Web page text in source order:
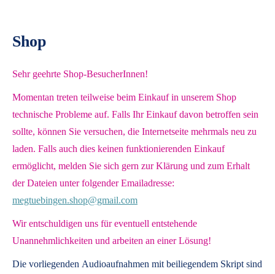
Shop
Sehr geehrte Shop-BesucherInnen!
Momentan treten teilweise beim Einkauf in unserem Shop
technische Probleme auf. Falls Ihr Einkauf davon betroffen sein
sollte, können Sie versuchen, die Internetseite mehrmals neu zu
laden. Falls auch dies keinen funktionierenden Einkauf
ermöglicht, melden Sie sich gern zur Klärung und zum Erhalt
der Dateien unter folgender Emailadresse:
megtuebingen.shop@gmail.com
Wir entschuldigen uns für eventuell entstehende
Unannehmlichkeiten und arbeiten an einer Lösung!
Die vorliegenden Audioaufnahmen mit beiliegendem Skript sind